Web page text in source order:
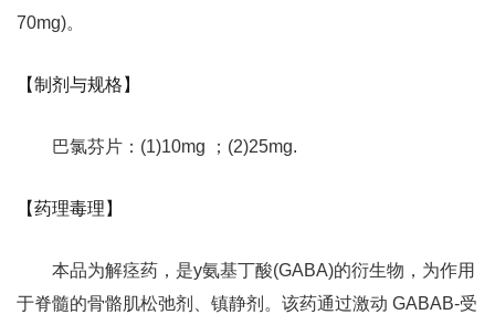
70mg)。
【制剂与规格】
巴氯芬片：(1)10mg ；(2)25mg.
【药理毒理】
本品为解痉药，是y氨基丁酸(GABA)的衍生物，为作用
于脊髓的骨骼肌松弛剂、镇静剂。该药通过激动 GABAB-受